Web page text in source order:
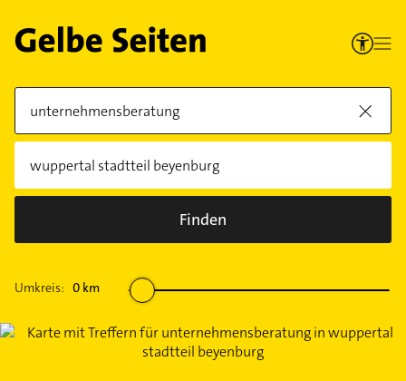
Finden
Umkreis: 0 km